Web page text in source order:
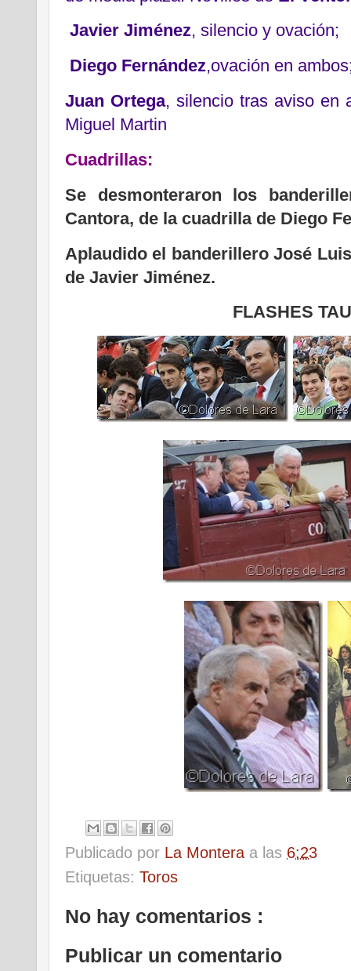
Javier Jiménez, silencio y ovación;
Diego Fernández,ovación en
Juan Ortega, silencio tras aviso en
Miguel Martin
Cuadrillas:
Se desmonteraron los
Cantora, de la cuadrilla de Diego
Aplaudido el banderillero José
de Javier Jiménez.
FLASHES
Publicado por La Montera a las 6:23
Etiquetas: Toros
No hay comentarios :
Publicar un comentario